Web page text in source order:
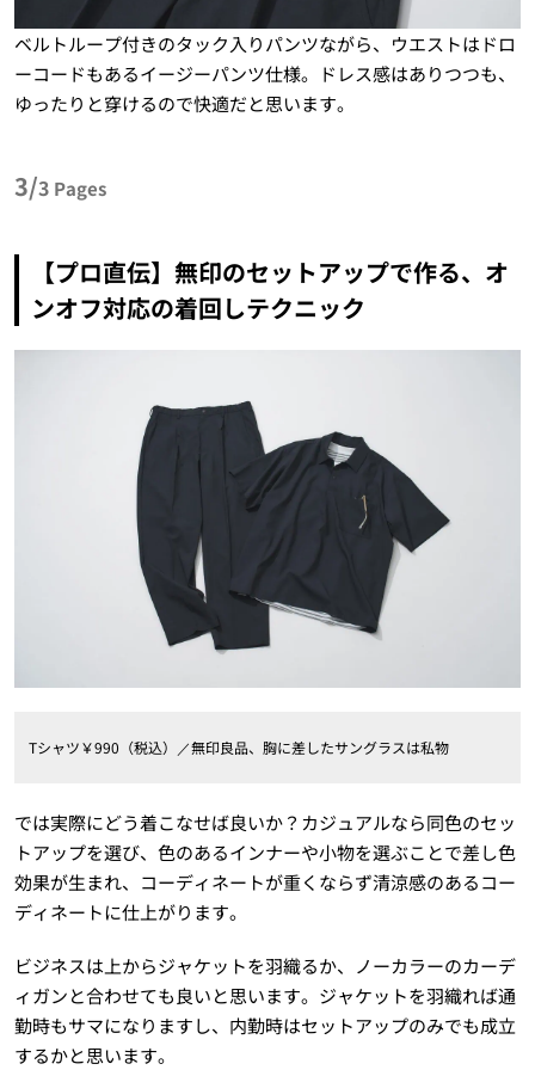
ベルトループ付きのタック入りパンツながら、ウエストはドロ
ーコードもあるイージーパンツ仕様。ドレス感はありつつも、
ゆったりと穿けるので快適だと思います。
3/3 Pages
【プロ直伝】無印のセットアップで作る、オ
ンオフ対応の着回しテクニック
Tシャツ￥990（税込）／無印良品、胸に差したサングラスは私物
では実際にどう着こなせば良いか？カジュアルなら同色のセッ
トアップを選び、色のあるインナーや小物を選ぶことで差し色
効果が生まれ、コーディネートが重くならず清涼感のあるコー
ディネートに仕上がります。
ビジネスは上からジャケットを羽織るか、ノーカラーのカーデ
ィガンと合わせても良いと思います。ジャケットを羽織れば通
勤時もサマになりますし、内勤時はセットアップのみでも成立
するかと思います。